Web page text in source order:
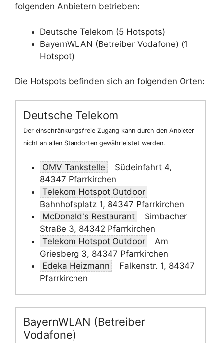
folgenden Anbietern betrieben:
Deutsche Telekom (5 Hotspots)
BayernWLAN (Betreiber Vodafone) (1
Hotspot)
Die Hotspots befinden sich an folgenden Orten:
Deutsche Telekom
Der einschränkungsfreie Zugang kann durch den Anbieter
nicht an allen Standorten gewährleistet werden.
OMV Tankstelle
Südeinfahrt 4,
84347 Pfarrkirchen
Telekom Hotspot Outdoor
Bahnhofsplatz 1, 84347 Pfarrkirchen
McDonald's Restaurant
Simbacher
Straße 3, 84342 Pfarrkirchen
Telekom Hotspot Outdoor
Am
Griesberg 3, 84347 Pfarrkirchen
Edeka Heizmann
Falkenstr. 1, 84347
Pfarrkirchen
BayernWLAN (Betreiber
Vodafone)